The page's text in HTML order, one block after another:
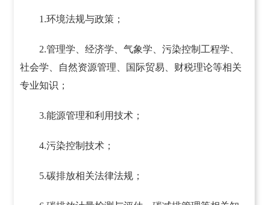
1.环境法规与政策；
2.管理学、经济学、气象学、污染控制工程学、
社会学、自然资源管理、国际贸易、财税理论等相关
专业知识；
3.能源管理和利用技术；
4.污染控制技术；
5.碳排放相关法律法规；